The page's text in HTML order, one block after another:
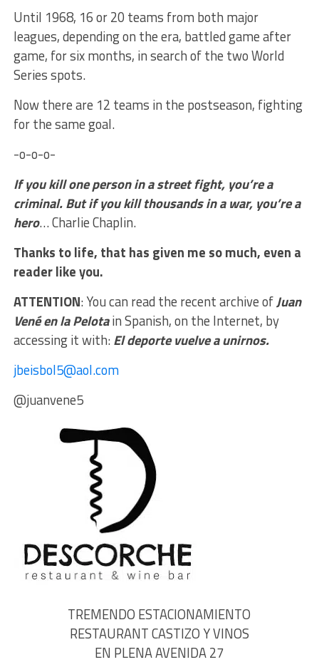
Until 1968, 16 or 20 teams from both major
leagues, depending on the era, battled game after
game, for six months, in search of the two World
Series spots.
Now there are 12 teams in the postseason, fighting
for the same goal.
-o-o-o-
If you kill one person in a street fight, you’re a
criminal. But if you kill thousands in a war, you’re a
hero… Charlie Chaplin.
Thanks to life, that has given me so much, even a
reader like you.
ATTENTION: You can read the recent archive ofJuan
Vené en la Pelotain Spanish, on the Internet, by
accessing it with:El deporte vuelve a unirnos.
jbeisbol5@aol.com
@juanvene5
TREMENDO ESTACIONAMIENTO
RESTAURANT CASTIZO Y VINOS
EN PLENA AVENIDA 27